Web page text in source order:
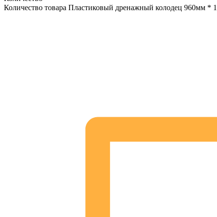
Количество товара Пластиковый дренажный колодец 960мм *